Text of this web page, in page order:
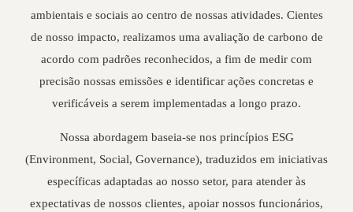
ambientais e sociais ao centro de nossas atividades. Cientes
de nosso impacto, realizamos uma avaliação de carbono de
acordo com padrões reconhecidos, a fim de medir com
precisão nossas emissões e identificar ações concretas e
verificáveis a serem implementadas a longo prazo.
Nossa abordagem baseia-se nos princípios ESG
(Environment, Social, Governance), traduzidos em iniciativas
específicas adaptadas ao nosso setor, para atender às
expectativas de nossos clientes, apoiar nossos funcionários,